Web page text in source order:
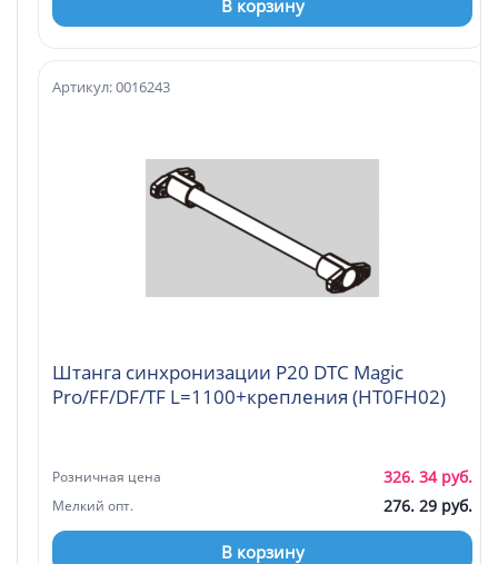
В корзину
Штанга синхронизации P20 DTC Magic
Pro/FF/DF/TF L=1100+крепления (HT0FH02)
Артикул: 0016243
Розничная цена 326. 34 руб.
Мелкий опт. 276. 29 руб.
В корзину